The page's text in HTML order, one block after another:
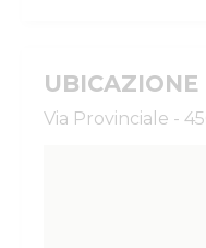
UBICAZIONE
Via Provinciale -